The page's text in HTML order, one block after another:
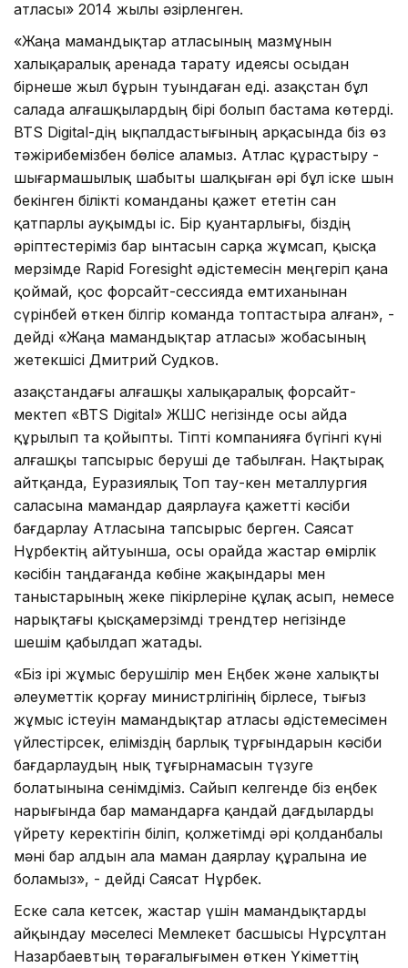
атласы» 2014 жылы әзірленген.
«Жаңа мамандықтар атласының мазмұнын
халықаралық аренада тарату идеясы осыдан
бірнеше жыл бұрын туындаған еді. Қазақстан бұл
салада алғашқылардың бірі болып бастама көтерді.
BTS Digital-дің ықпалдастығының арқасында біз өз
тәжірибемізбен бөлісе аламыз. Атлас құрастыру -
шығармашылық шабыты шалқыған әрі бұл іске шын
бекінген білікті команданы қажет ететін сан
қатпарлы ауқымды іс. Бір қуантарлығы, біздің
әріптестеріміз бар ынтасын сарқа жұмсап, қысқа
мерзімде Rapid Foresight әдістемесін меңгеріп қана
қоймай, қос форсайт-сессияда емтиханынан
сүрінбей өткен білгір команда топтастыра алған», -
дейді «Жаңа мамандықтар атласы» жобасының
жетекшісі Дмитрий Судков.
Қазақстандағы алғашқы халықаралық форсайт-
мектеп «BTS Digital» ЖШС негізінде осы айда
құрылып та қойыпты. Тіпті компанияға бүгінгі күні
алғашқы тапсырыс беруші де табылған. Нақтырақ
айтқанда, Еуразиялық Топ тау-кен металлургия
саласына мамандар даярлауға қажетті кәсіби
бағдарлау Атласына тапсырыс берген. Саясат
Нұрбектің айтуынша, осы орайда жастар өмірлік
кәсібін таңдағанда көбіне жақындары мен
таныстарының жеке пікірлеріне құлақ асып, немесе
нарықтағы қысқамерзімді трендтер негізінде
шешім қабылдап жатады.
«Біз ірі жұмыс берушілір мен Еңбек және халықты
әлеуметтік қорғау министрлігінің бірлесе, тығыз
жұмыс істеуін мамандықтар атласы әдістемесімен
үйлестірсек, еліміздің барлық тұрғындарын кәсіби
бағдарлаудың нық тұғырнамасын түзуге
болатынына сенімдіміз. Сайып келгенде біз еңбек
нарығында бар мамандарға қандай дағдыларды
үйрету керектігін біліп, қолжетімді әрі қолданбалы
мәні бар алдын ала маман даярлау құралына ие
боламыз», - дейді Саясат Нұрбек.
Еске сала кетсек, жастар үшін мамандықтарды
айқындау мәселесі Мемлекет басшысы Нұрсұлтан
Назарбаевтың төрағалығымен өткен Үкіметтің